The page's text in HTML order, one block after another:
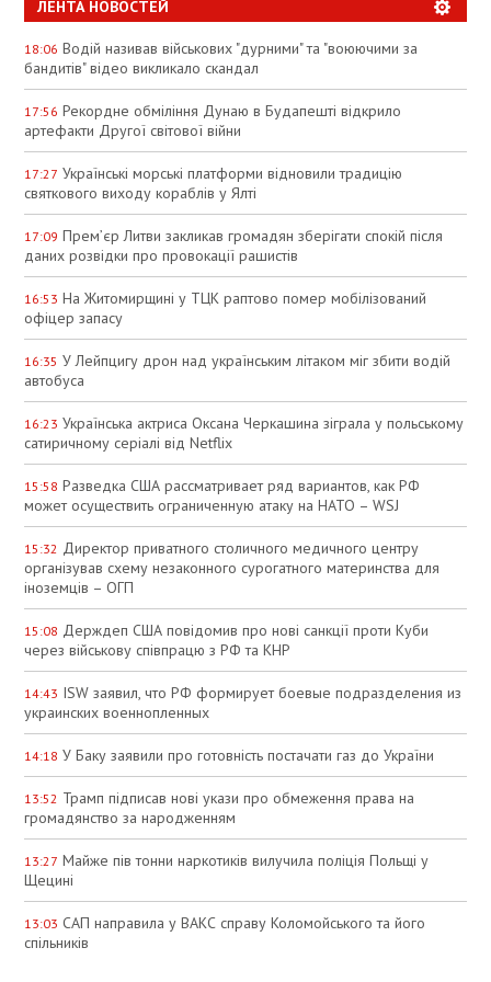
ЛЕНТА НОВОСТЕЙ
18:06 Водій називав військових "дурними" та "воюючими за
бандитів" відео викликало скандал
17:56 Рекордне обміління Дунаю в Будапешті відкрило
артефакти Другої світової війни
17:27 Українські морські платформи відновили традицію
святкового виходу кораблів у Ялті
17:09 Прем’єр Литви закликав громадян зберігати спокій після
даних розвідки про провокації рашистів
16:53 На Житомирщині у ТЦК раптово помер мобілізований
офіцер запасу
16:35 У Лейпцигу дрон над українським літаком міг збити водій
автобуса
16:23 Українська актриса Оксана Черкашина зіграла у польському
сатиричному серіалі від Netflix
15:58 Разведка США рассматривает ряд вариантов, как РФ
может осуществить ограниченную атаку на НАТО – WSJ
15:32 Директор приватного столичного медичного центру
організував схему незаконного сурогатного материнства для
іноземців – ОГП
15:08 Держдеп США повідомив про нові санкції проти Куби
через військову співпрацю з РФ та КНР
14:43 ISW заявил, что РФ формирует боевые подразделения из
украинских военнопленных
14:18 У Баку заявили про готовність постачати газ до України
13:52 Трамп підписав нові укази про обмеження права на
громадянство за народженням
13:27 Майже пів тонни наркотиків вилучила поліція Польщі у
Щецині
13:03 САП направила у ВАКС справу Коломойського та його
спільників